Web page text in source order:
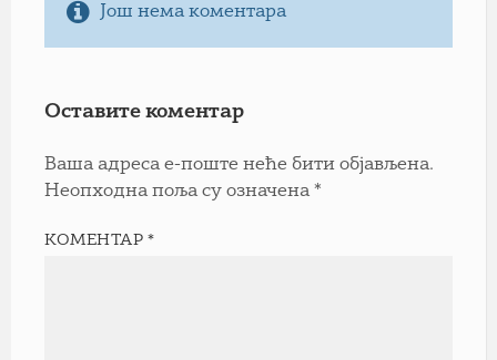
Још нема коментара
Оставите коментар
Ваша адреса е-поште неће бити објављена.
Неопходна поља су означена *
КОМЕНТАР*